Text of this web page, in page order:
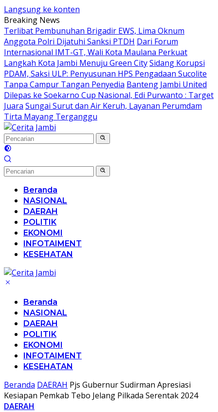
Langsung ke konten
Breaking News
Terlibat Pembunuhan Brigadir EWS, Lima Oknum
Anggota Polri Dijatuhi Sanksi PTDH Dari Forum
Internasional IMT-GT, Wali Kota Maulana Perkuat
Langkah Kota Jambi Menuju Green CitySidang Korupsi
PDAM, Saksi ULP: Penyusunan HPS Pengadaan Sucolite
Tanpa Campur Tangan Penyedia Banteng Jambi United
Dilepas ke Soekarno Cup Nasional, Edi Purwanto : Target
Juara Sungai Surut dan Air Keruh, Layanan Perumdam
Tirta Mayang Terganggu
Beranda
NASIONAL
DAERAH
POLITIK
EKONOMI
INFOTAIMENT
KESEHATAN
Beranda
NASIONAL
DAERAH
POLITIK
EKONOMI
INFOTAIMENT
KESEHATAN
Beranda DAERAH Pjs Gubernur Sudirman Apresiasi
Kesiapan Pemkab Tebo Jelang Pilkada Serentak 2024
DAERAH